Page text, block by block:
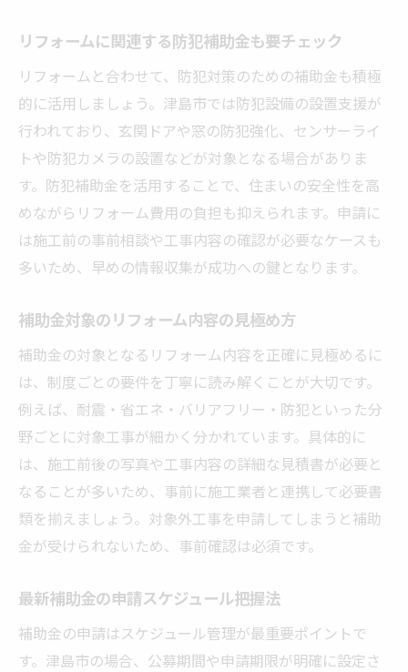
リフォームに関連する防犯補助金も要チェック
リフォームと合わせて、防犯対策のための補助金も積極
的に活用しましょう。津島市では防犯設備の設置支援が
行われており、玄関ドアや窓の防犯強化、センサーライ
トや防犯カメラの設置などが対象となる場合がありま
す。防犯補助金を活用することで、住まいの安全性を高
めながらリフォーム費用の負担も抑えられます。申請に
は施工前の事前相談や工事内容の確認が必要なケースも
多いため、早めの情報収集が成功への鍵となります。
補助金対象のリフォーム内容の見極め方
補助金の対象となるリフォーム内容を正確に見極めるに
は、制度ごとの要件を丁寧に読み解くことが大切です。
例えば、耐震・省エネ・バリアフリー・防犯といった分
野ごとに対象工事が細かく分かれています。具体的に
は、施工前後の写真や工事内容の詳細な見積書が必要と
なることが多いため、事前に施工業者と連携して必要書
類を揃えましょう。対象外工事を申請してしまうと補助
金が受けられないため、事前確認は必須です。
最新補助金の申請スケジュール把握法
補助金の申請はスケジュール管理が最重要ポイントで
す。津島市の場合、公募期間や申請期限が明確に設定さ